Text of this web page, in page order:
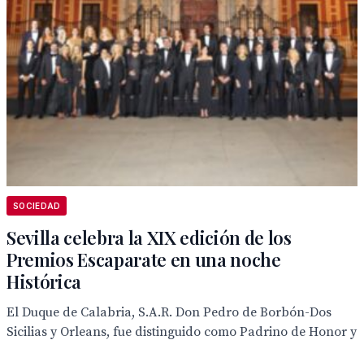
SOCIEDAD
Sevilla celebra la XIX edición de los
Premios Escaparate en una noche
Histórica
El Duque de Calabria, S.A.R. Don Pedro de Borbón-Dos
Sicilias y Orleans, fue distinguido como Padrino de Honor y